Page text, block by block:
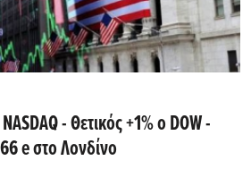
- Θετικός +1% ο DOW -
e στο Λονδίνο